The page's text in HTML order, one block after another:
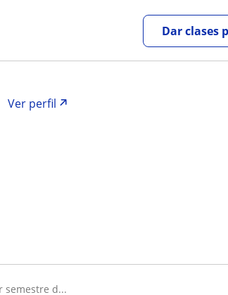
Dar clases
Ver perfil
semestre d...